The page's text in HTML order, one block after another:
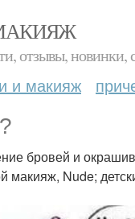
отзывы, новинки,
и макияж
бровей и
макияж, Nude;